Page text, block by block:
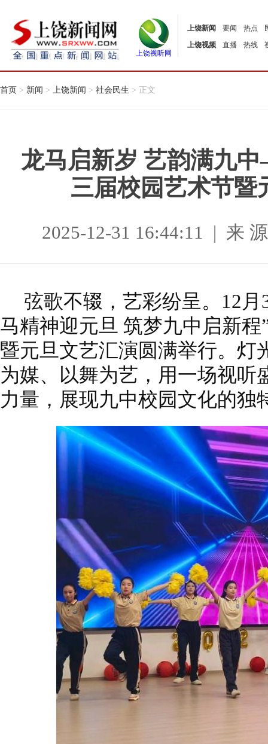
上饶视听网
上饶新闻 要闻 热点
上饶视频
直播 热线
首页 > 新闻 > 上饶新闻 > 社会民生 > 正文
龙马启新岁 艺韵满九
三届校园艺术节暨
2025-12-31 16:44:11 | 来
弦歌不辍，艺彩纷呈。12
马精神迎元旦 筑梦九中启新
暨元旦文艺汇演圆满举行。灯
为媒、以舞为艺，用一场视听
力量，展现九中校园文化的独